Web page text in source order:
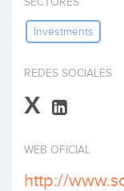
Investments
REDES SOCIALES
X
WEB OFICIAL
http://